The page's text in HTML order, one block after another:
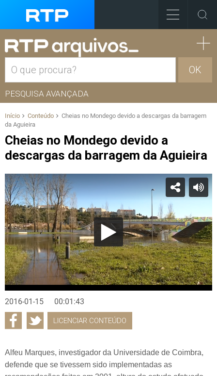
OK
PESQUISA AVANÇADA
Início Conteúdo
Cheias no Mondego devido a descargas da barragem
da Aguieira
Cheias no Mondego devido a
descargas da barragem da Aguieira
2016-01-15 00:01:43
LICENCIAR CONTEÚDO
Alfeu Marques, investigador da Universidade de Coimbra,
defende que se tivessem sido implementadas as